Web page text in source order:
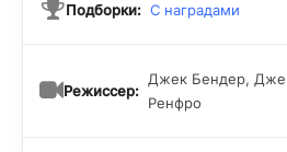
Подборки: С наградами
Режиссер:
Джек Бендер,
Ренфро